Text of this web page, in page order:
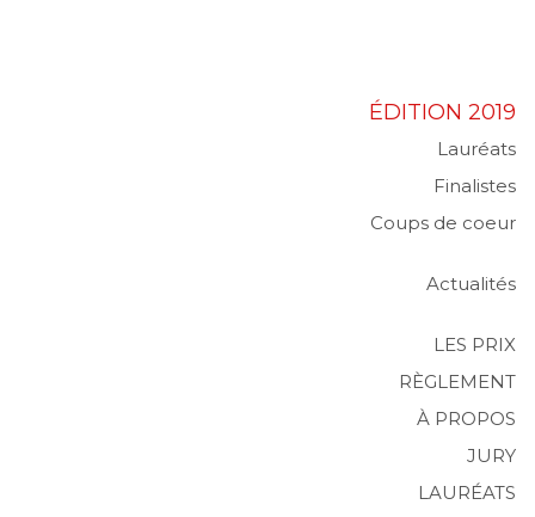
ÉDITION 2019
Lauréats
Finalistes
Coups de coeur
Actualités
LES PRIX
RÈGLEMENT
À PROPOS
JURY
LAURÉATS